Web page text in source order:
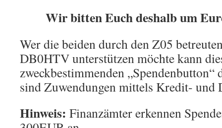
Wir bitten Euch deshalb um
Wer die beiden durch den Z05
DB0HTV unterstützen möchte kann
zweckbestimmenden
sind Zuwendungen mittels Kredit- und
Hinweis: Finanzämter erkennen